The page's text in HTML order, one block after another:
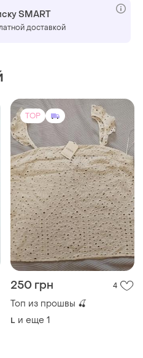
SMART
доставкой
TOP
250 грн 4
Топ из прошвы 🍒
L и еще 1